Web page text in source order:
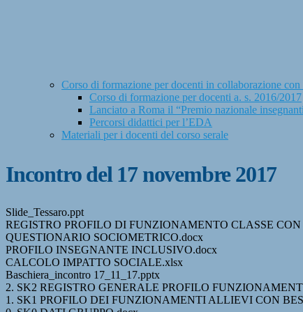
Corso di formazione per docenti in collaborazione
Corso di formazione per docenti a. s. 2016/2017
Lanciato a Roma il “Premio nazionale
Percorsi didattici per l’EDA
Materiali per i docenti del corso serale
Incontro del 17 novembre 2017
Slide_Tessaro.ppt
REGISTRO PROFILO DI FUNZIONAMENTO CLASSE CON
QUESTIONARIO SOCIOMETRICO.docx
PROFILO INSEGNANTE INCLUSIVO.docx
CALCOLO IMPATTO SOCIALE.xlsx
Baschiera_incontro 17_11_17.pptx
2. SK2 REGISTRO GENERALE PROFILO
1. SK1 PROFILO DEI FUNZIONAMENTI ALLIEVI CON